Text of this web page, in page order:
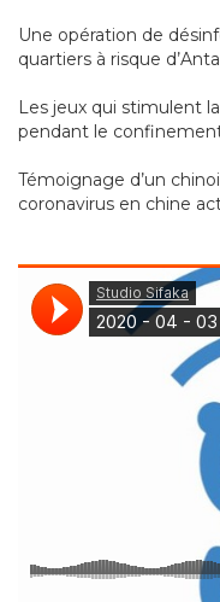
Une opération de
quartiers à risque
Les jeux qui stimulent
pendant le
Témoignage d’un
coronavirus en chine